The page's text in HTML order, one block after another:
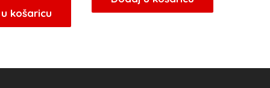
bila
je:
34,00 KM.
košaricu
je:
96,00 KM.